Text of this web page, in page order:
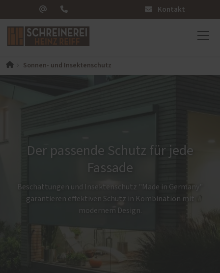
Kontakt
Sonnen- und Insektenschutz
Der passende Schutz für jede
Fassade
Beschattungen und Insektenschutz "Made in Germany"
garantieren effektiven Schutz in Kombination mit
modernem Design.